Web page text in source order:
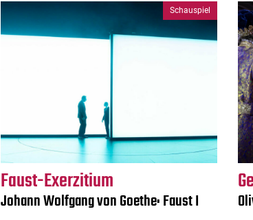
Schauspiel
Faust-Exerzitium
Johann Wolfgang von Goethe: Faust I